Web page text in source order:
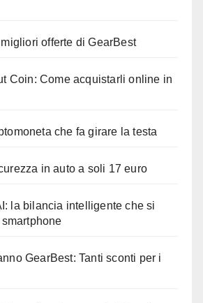
offerte di GearBest
Coin: Come acquistarli online in
che fa girare la testa
in auto a soli 17 euro
la bilancia intelligente che si
GearBest: Tanti sconti per i